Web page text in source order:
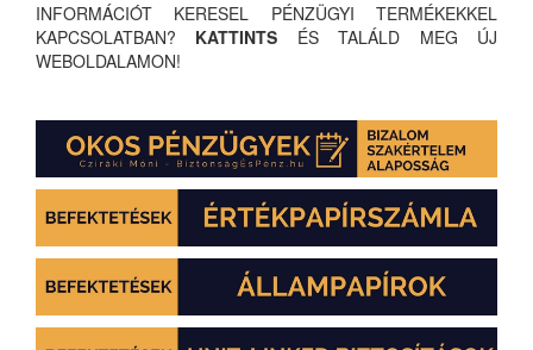
INFORMÁCIÓT KERESEL PÉNZÜGYI TERMÉKEKKEL
KAPCSOLATBAN? KATTINTS ÉS TALÁLD MEG ÚJ
WEBOLDALAMON!